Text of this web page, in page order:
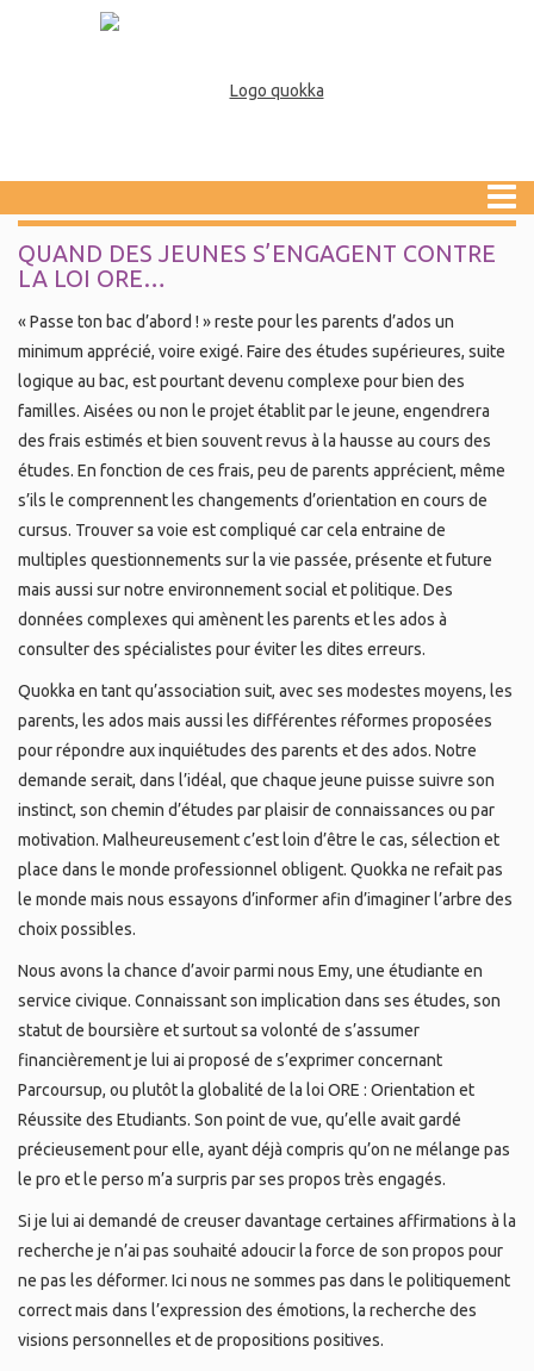
QUAND DES JEUNES S’ENGAGENT CONTRE
LA LOI ORE…
« Passe ton bac d’abord ! » reste pour les parents d’ados un
minimum apprécié, voire exigé. Faire des études supérieures, suite
logique au bac, est pourtant devenu complexe pour bien des
familles. Aisées ou non le projet établit par le jeune, engendrera
des frais estimés et bien souvent revus à la hausse au cours des
études. En fonction de ces frais, peu de parents apprécient, même
s’ils le comprennent les changements d’orientation en cours de
cursus. Trouver sa voie est compliqué car cela entraine de
multiples questionnements sur la vie passée, présente et future
mais aussi sur notre environnement social et politique. Des
données complexes qui amènent les parents et les ados à
consulter des spécialistes pour éviter les dites erreurs.
Quokka en tant qu’association suit, avec ses modestes moyens, les
parents, les ados mais aussi les différentes réformes proposées
pour répondre aux inquiétudes des parents et des ados. Notre
demande serait, dans l’idéal, que chaque jeune puisse suivre son
instinct, son chemin d’études par plaisir de connaissances ou par
motivation. Malheureusement c’est loin d’être le cas, sélection et
place dans le monde professionnel obligent. Quokka ne refait pas
le monde mais nous essayons d’informer afin d’imaginer l’arbre des
choix possibles.
Nous avons la chance d’avoir parmi nous Emy, une étudiante en
service civique. Connaissant son implication dans ses études, son
statut de boursière et surtout sa volonté de s’assumer
financièrement je lui ai proposé de s’exprimer concernant
Parcoursup, ou plutôt la globalité de la loi ORE : Orientation et
Réussite des Etudiants. Son point de vue, qu’elle avait gardé
précieusement pour elle, ayant déjà compris qu’on ne mélange pas
le pro et le perso m’a surpris par ses propos très engagés.
Si je lui ai demandé de creuser davantage certaines affirmations à la
recherche je n’ai pas souhaité adoucir la force de son propos pour
ne pas les déformer. Ici nous ne sommes pas dans le politiquement
correct mais dans l’expression des émotions, la recherche des
visions personnelles et de propositions positives.